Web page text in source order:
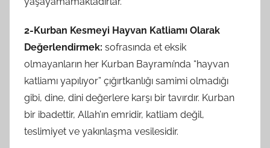
2-Kurban Kesmeyi Hayvan Katliamı Olarak
Değerlendirmek: sofrasında et eksik
olmayanların her Kurban Bayramı’nda “hayvan
katliamı yapılıyor” çığırtkanlığı samimi olmadığı
gibi, dine, dini değerlere karşı bir tavırdır. Kurban
bir ibadettir, Allah’ın emridir, katliam değil,
teslimiyet ve yakınlaşma vesilesidir.